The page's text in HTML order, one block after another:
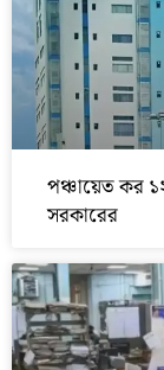
পঞ্চায়েত কর
সরকারের